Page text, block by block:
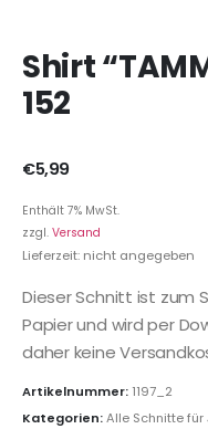
Shirt
152
€5,99
Enthält 7% MwSt.
zzgl. Versand
Lieferzeit: nicht angegeben
Dieser Schnitt ist zum
Papier und wird per
daher keine
Artikelnummer: 1197_2
Kategorien:Alle Schnitte für